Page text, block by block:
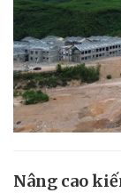
Nâng cao